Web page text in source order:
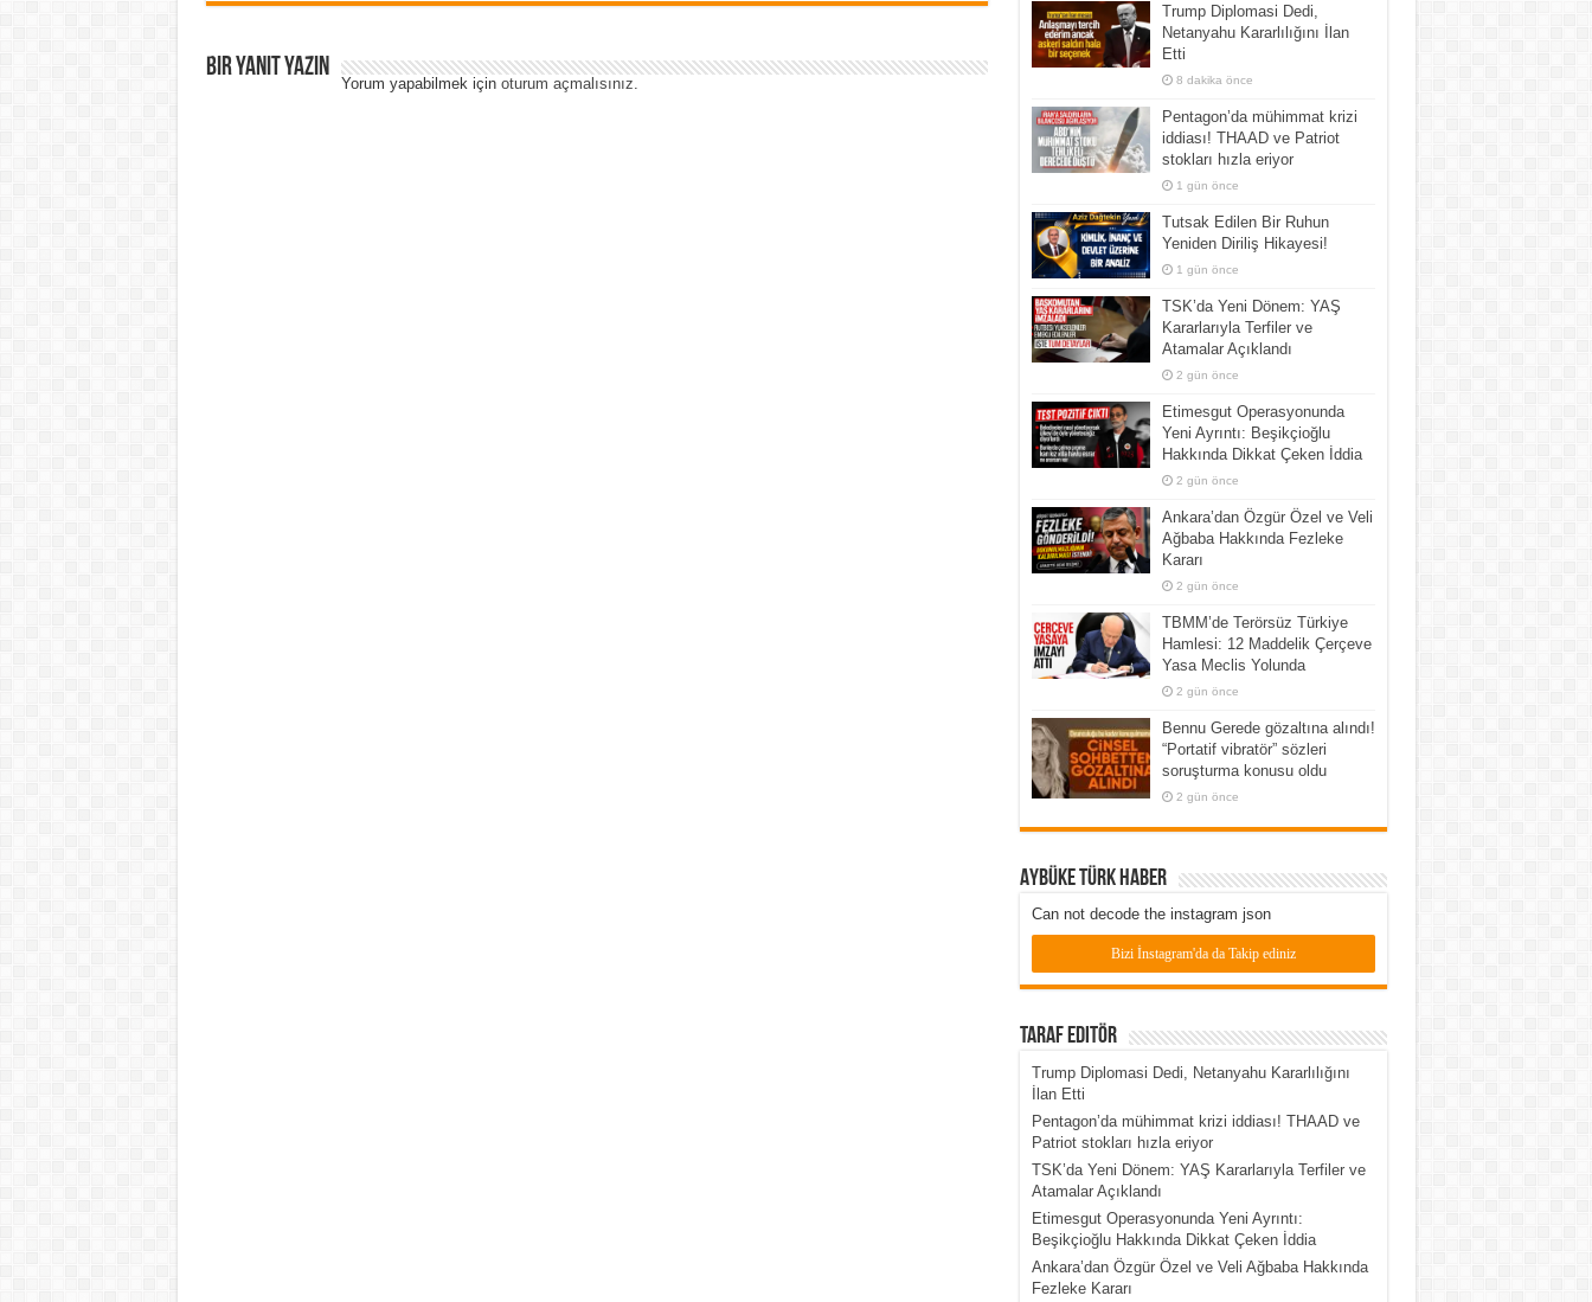
Bir yanıt yazın
Yorum yapabilmek için oturum açmalısınız
Trump Diplomasi Dedi,
Netanyahu Kararlılığını İlan
Etti
8 dakika önce
Pentagon’da mühimmat krizi
iddiası! THAAD ve Patriot
stokları hızla eriyor
1 gün önce
Tutsak Edilen Bir Ruhun
Yeniden Diriliş Hikayesi!
1 gün önce
TSK’da Yeni Dönem: YAŞ
Kararlarıyla Terfiler ve
Atamalar Açıklandı
2 gün önce
Etimesgut Operasyonunda
Yeni Ayrıntı: Beşikçioğlu
Hakkında Dikkat Çeken İddia
2 gün önce
Ankara’dan Özgür Özel ve Veli
Ağbaba Hakkında Fezleke
Kararı
2 gün önce
TBMM’de Terörsüz Türkiye
Hamlesi: 12 Maddelik Çerçeve
Yasa Meclis Yolunda
2 gün önce
Bennu Gerede gözaltına alındı!
“Portatif vibratör” sözleri
soruşturma konusu oldu
2 gün önce
Aybüke Türk Haber
Can not decode the instagram json
Bizi İnstagram'da da Takip ediniz
Taraf Editör
Trump Diplomasi Dedi, Netanyahu Kararlılığını
İlan Etti
Pentagon’da mühimmat krizi iddiası! THAAD ve
Patriot stokları hızla eriyor
TSK’da Yeni Dönem: YAŞ Kararlarıyla Terfiler ve
Atamalar Açıklandı
Etimesgut Operasyonunda Yeni Ayrıntı:
Beşikçioğlu Hakkında Dikkat Çeken İddia
Ankara’dan Özgür Özel ve Veli Ağbaba Hakkında
Fezleke Kararı